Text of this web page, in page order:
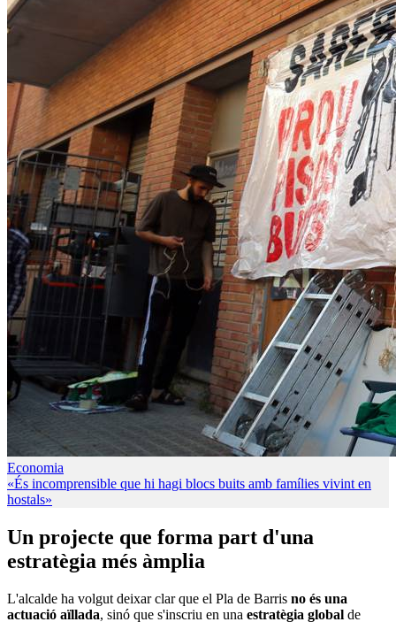
Economia
«És incomprensible que hi hagi blocs buits amb famílies vivint en
hostals»
Un projecte que forma part d'una
estratègia més àmplia
L'alcalde ha volgut deixar clar que el Pla de Barris no és una
actuació aïllada, sinó que s'inscriu en una estratègia global de